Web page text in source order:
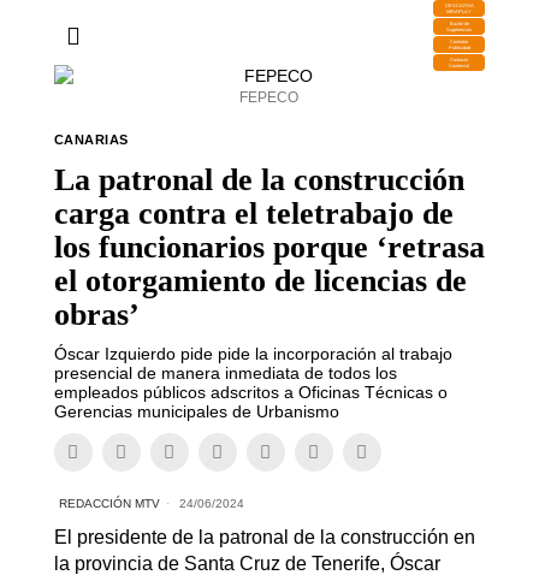
DESCARGA
MIRAPLAY
Buzón de
Sugerencias
Contratar
Publicidad
Contacto
Comercial
FEPECO
CANARIAS
La patronal de la construcción
carga contra el teletrabajo de
los funcionarios porque ‘retrasa
el otorgamiento de licencias de
obras’
Óscar Izquierdo pide pide la incorporación al trabajo
presencial de manera inmediata de todos los
empleados públicos adscritos a Oficinas Técnicas o
Gerencias municipales de Urbanismo
REDACCIÓN MTV 24/06/2024
El presidente de la patronal de la construcción en
la provincia de Santa Cruz de Tenerife, Óscar